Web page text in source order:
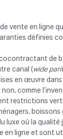
vente en ligne
définies
de
canal ( wide
en œuvre
comme
restrictions
luxe où la
en ligne et sont